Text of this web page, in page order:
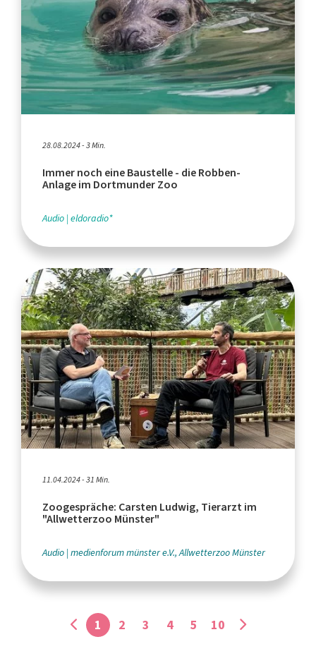
28.08.2024 - 3 Min.
Immer noch eine Baustelle - die Robben-
Anlage im Dortmunder Zoo
Audio eldoradio*
11.04.2024 - 31 Min.
Zoogespräche: Carsten Ludwig, Tierarzt im
"Allwetterzoo Münster"
Audio medienforum münster e.V., Allwetterzoo Münster
1 2 3 4 5 10